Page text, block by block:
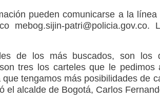
pueden comunicarse a la línea
mebog.sijin-patri@policia.gov.co.
de los más buscados, son los
tres los carteles que le pedimos
tengamos más posibilidades de
el alcalde de Bogotá, Carlos